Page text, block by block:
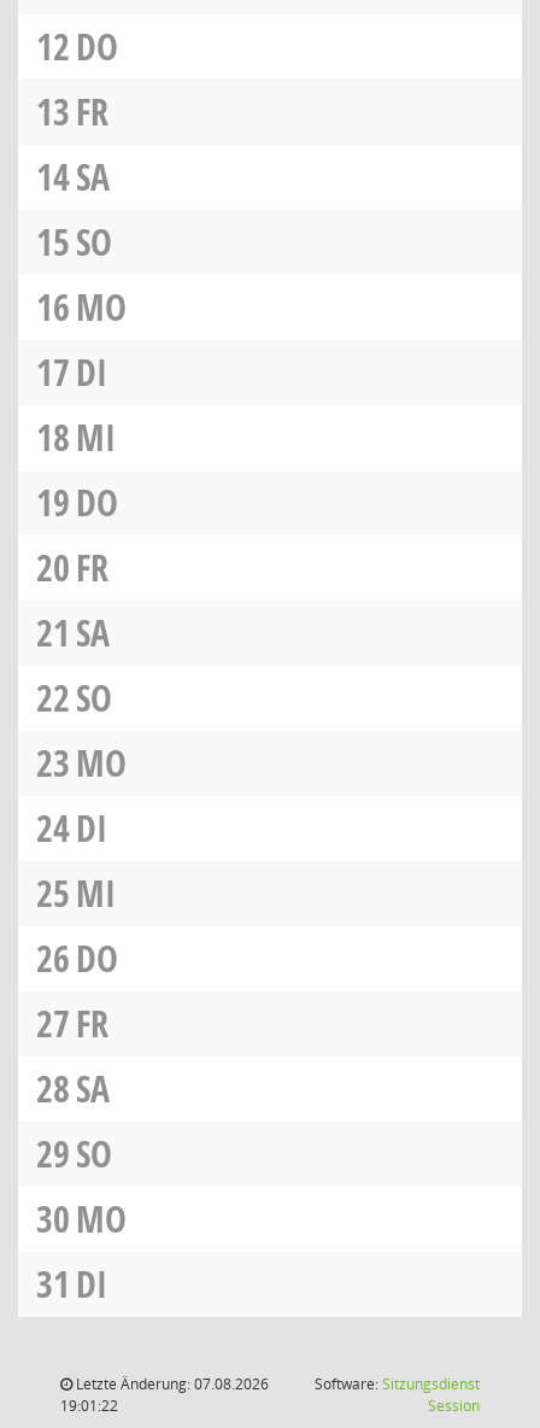
12DO
13FR
14SA
15SO
16MO
17DI
18MI
19DO
20FR
21 SA
22SO
23MO
24DI
25MI
26DO
27FR
28SA
29SO
30MO
31 DI
Letzte Änderung: 07.08.2026
19:01:22
Software:Sitzungsdienst
Session(Wird in